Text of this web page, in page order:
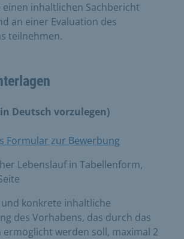
einen inhaltlichen Sachbericht
an einer Evaluation des
teilnehmen.
Deutsch vorzulegen)
Formular zur Bewerbung
Lebenslauf in Tabellenform,
konkrete inhaltliche
des Vorhabens, das durch das
ermöglicht werden soll, maximal 2